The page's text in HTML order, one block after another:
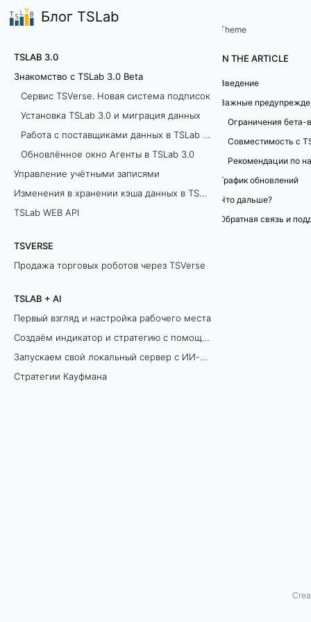
Блог TSLab
TSLAB 3.0
Знакомство с TSLab 3.0 Beta
Сервис TSVerse. Новая система подписок
Установка TSLab 3.0 и миграция данных
Работа с поставщиками данных в TSLab 3.0
Обновлённое окно Агенты в TSLab 3.0
Управление учётными записями
Изменения в хранении кэша данных в TSLab 3.0
TSLab WEB API
TSVERSE
Продажа торговых роботов через TSVerse
TSLAB + AI
Первый взгляд и настройка рабочего места
Создаём индикатор и стратегию с помощью ИИ
Запускаем свой локальный сервер с ИИ-моделью
Стратегии Кауфмана
а
к
о
м
в
с
T
Theme
IN THE ARTICLE
Введение
Важные
Ограничения бета-
Совместимость с
Рекомендации по
График обновлений
Что дальше?
Обратная связь и